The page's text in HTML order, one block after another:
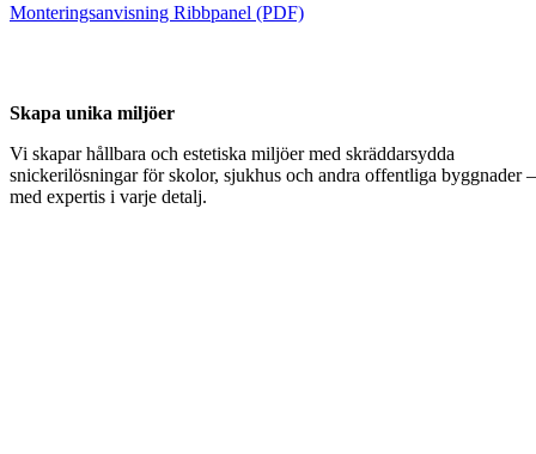
Monteringsanvisning Ribbpanel (PDF)
Skapa unika miljöer
Vi skapar hållbara och estetiska miljöer med skräddarsydda
snickerilösningar för skolor, sjukhus och andra offentliga byggnader –
med expertis i varje detalj.